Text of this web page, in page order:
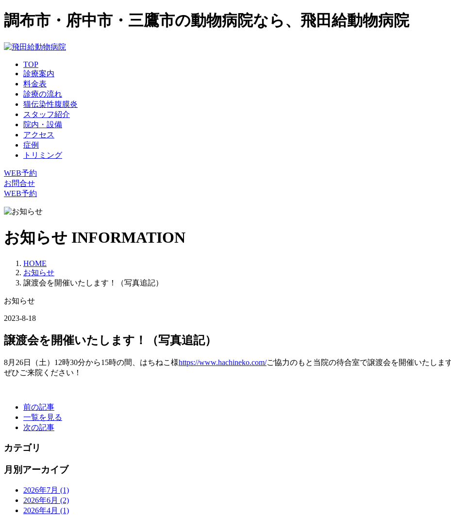
調布市・府中市・三鷹市の動物病院なら、飛田給動物病院
TOP
診療案内
料金表
診療の流れ
猫伝染性腹膜炎
スタッフ紹介
院内・設備
アクセス
症例
トリミング
WEB予約
お問合せ
WEB予約
お知らせ INFORMATION
HOME
お知らせ
譲渡会を開催いたします！（写真追記）
お知らせ
2023-8-18
譲渡会を開催いたします！（写真追記）
8月26日（土）12時30分から15時の間、はちねこ様https://www.hachineko.com/ご協力のもと当院の待合室で譲渡会を開催いたしま
ぜひご来院ください！
前の記事
一覧を見る
次の記事
カテゴリ
月別アーカイブ
2026年7月 (1)
2026年6月 (2)
2026年4月 (1)